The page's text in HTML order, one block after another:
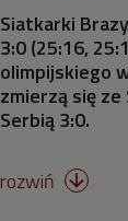
Siatkarki
3:0 (25:16,
olimpijskiego
zmierzą się
Serbią 3:0.
rozwiń 